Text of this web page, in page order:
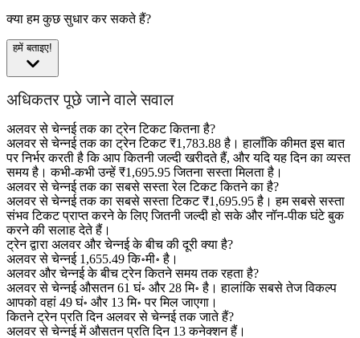
क्या हम कुछ सुधार कर सकते हैं?
हमें बताइए!
अधिकतर पूछे जाने वाले सवाल
अलवर से चेन्नई तक का ट्रेन टिकट कितना है?
अलवर से चेन्नई तक का ट्रेन टिकट ₹1,783.88 है। हालाँकि कीमत इस बात
पर निर्भर करती है कि आप कितनी जल्दी खरीदते हैं, और यदि यह दिन का व्यस्त
समय है। कभी-कभी उन्हें ₹1,695.95 जितना सस्ता मिलता है।
अलवर से चेन्नई तक का सबसे सस्ता रेल टिकट कितने का है?
अलवर से चेन्नई तक का सबसे सस्ता टिकट ₹1,695.95 है। हम सबसे सस्ता
संभव टिकट प्राप्त करने के लिए जितनी जल्दी हो सके और नॉन-पीक घंटे बुक
करने की सलाह देते हैं।
ट्रेन द्वारा अलवर और चेन्नई के बीच की दूरी क्या है?
अलवर से चेन्नई 1,655.49 कि॰मी॰ है।
अलवर और चेन्नई के बीच ट्रेन कितने समय तक रहता है?
अलवर से चेन्नई औसतन 61 घं॰ और 28 मि॰ है। हालांकि सबसे तेज विकल्प
आपको वहां 49 घं॰ और 13 मि॰ पर मिल जाएगा।
कितने ट्रेन प्रति दिन अलवर से चेन्नई तक जाते हैं?
अलवर से चेन्नई में औसतन प्रति दिन 13 कनेक्शन हैं।